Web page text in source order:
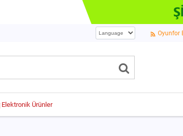
Oyunfor
Elektronik Ürünler